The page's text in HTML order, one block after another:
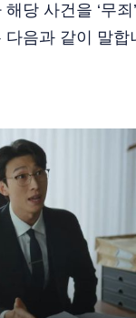
당 사건을 ‘무
다음과 같이 말합